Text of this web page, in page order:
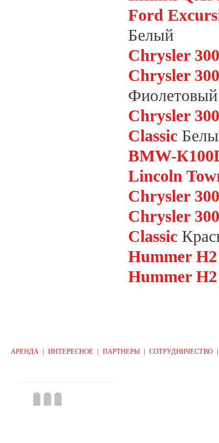
Ford
Белый
Chrysler
Chrysler
Фиолетовый
Chrysler
Classic
BMW-
Lincoln
Chrysler
Chrysler
Classic
Hummer
Hummer
АРЕНДА ИНТЕРЕСНОЕ ПАРТНЕРЫ СОТРУДНИЧЕСТВО